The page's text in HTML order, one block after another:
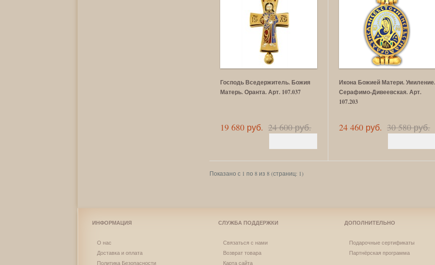
Господь Вседержитель. Божия
Матерь. Оранта. Арт. 107.037
19 680 руб. 24 600 руб.
Икона Божией Матери. Умиление.
Серафимо-Дивеевская. Арт.
107.203
24 460 руб. 30 580 руб.
Показано с 1 по 8 из 8 (страниц: 1)
ИНФОРМАЦИЯ
О нас
Доставка и оплата
Политика Безопасности
СЛУЖБА ПОДДЕРЖКИ
Связаться с нами
Возврат товара
Карта сайта
ДОПОЛНИТЕЛЬНО
Подарочные сертификаты
Партнёрская программа